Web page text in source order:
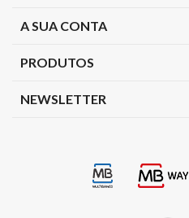
A SUA CONTA
PRODUTOS
NEWSLETTER